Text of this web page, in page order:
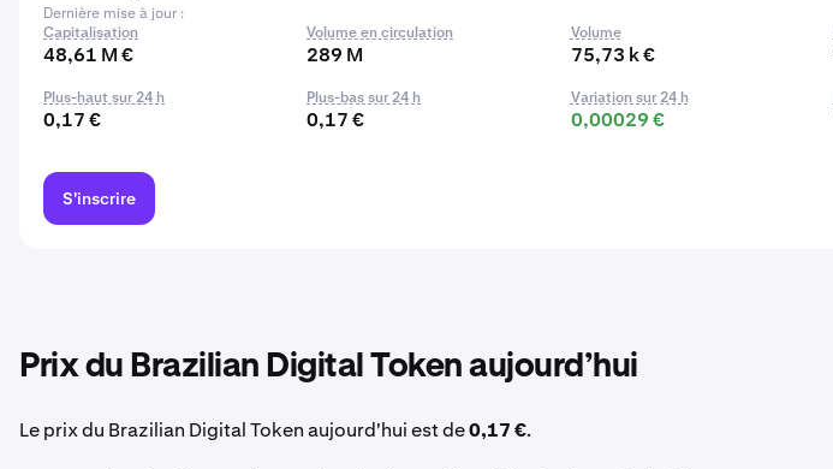
Dernière mise à jour :
Capitalisation
48,61 M €
Volume en circulation
289 M
Volume
75,73 k €
Plus-haut sur 24 h
0,17 €
Plus-bas sur 24 h
0,17 €
Variation sur 24 h
0,00029 €
S'inscrire
Prix du Brazilian Digital Token aujourd’hui
Le prix du Brazilian Digital Token aujourd'hui est de0,17 €.